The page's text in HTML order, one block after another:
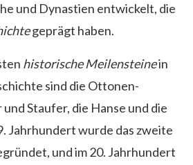
und Dynastien entwickelt, die
geprägt haben.
historische Meilensteinein
sind die Ottonen-
und Staufer, die Hanse und die
Jahrhundert wurde das zweite
und im 20. Jahrhundert